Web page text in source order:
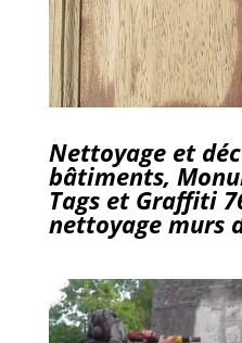
Nettoyage et
bâtiments,
Tags et Graffiti
nettoyage murs